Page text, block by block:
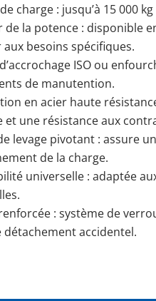
charge : jusqu’à 15 000
de la potence : disponible
aux besoins spécifiques.
ISO ou
de manutention.
en acier haute
et une résistance aux
levage pivotant : assure
de la charge.
universelle : adaptée
: système de
détachement accidentel.